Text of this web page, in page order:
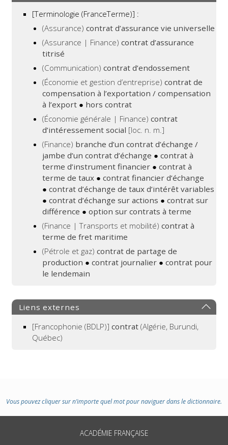
[Terminologie (FranceTerme)] :
(Assurance)contrat d’assurance vie universelle
(Assurance | Finance)contrat d’assurance
titrisé
(Communication)contrat d’endossement
(Économie et gestion d’entreprise)contrat de
compensation à l’exportation / compensation
à l’export ● hors contrat
(Économie générale | Finance)contrat
d’intéressement social [loc. n. m.]
(Finance) branche d’un contrat d’échange /
jambe d’un contrat d’échange ●contrat à
terme d’instrument financier ●contrat à
terme de taux ●contrat financier d’échange
●contrat d’échange de taux d’intérêt variables
●contrat d’échange sur actions ●contrat sur
différence ●option sur contrats à terme
(Finance | Transports et mobilité)contrat à
terme de fret maritime
(Pétrole et gaz)contrat de partage de
production ●contrat journalier ●contrat pour
le lendemain
Liens externes
[Francophonie (BDLP)] contrat (Algérie, Burundi,
Québec)
Vous pouvez cliquer sur n’importe quel mot pour naviguer dans le dictionnaire.
ACADÉMIE FRANÇAISE